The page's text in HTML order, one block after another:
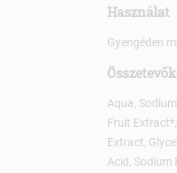
Használat
Gyengéden
Összetevők
Aqua,
Fruit
Extract,
Acid, Sodium